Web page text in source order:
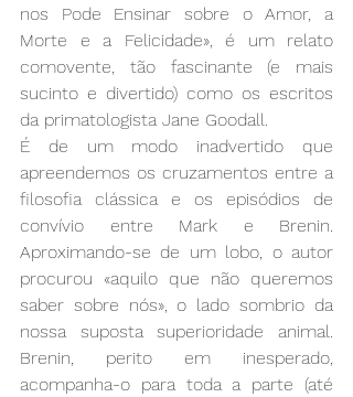
nos Pode Ensinar sobre o Amor, a
Morte e a Felicidade», é um relato
comovente, tão fascinante (e mais
sucinto e divertido) como os escritos
da primatologista Jane Goodall.
É de um modo inadvertido que
apreendemos os cruzamentos entre a
filosofia clássica e os episódios de
convívio entre Mark e Brenin.
Aproximando-se de um lobo, o autor
procurou «aquilo que não queremos
saber sobre nós», o lado sombrio da
nossa suposta superioridade animal.
Brenin, perito em inesperado,
acompanha-o para toda a parte (até